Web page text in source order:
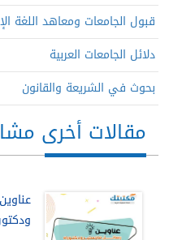
قبول الجامعات ومعاهد اللغة
دلائل الجامعات العربية
بحوث في الشريعة والقانون
مقالات أخرى